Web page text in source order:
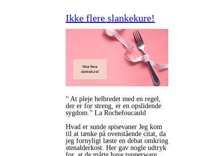
Ikke flere slankekure!
“ At pleje helbredet med en regel,
der er for streng, er en opslidende
sygdom.” La Rochefoucauld
Hvad er sunde spisevaner Jeg kom
til at tænke på ovenstående citat, da
jeg fornyligt læste en debat omkring
stenalderkost. Her gav nogle udtryk